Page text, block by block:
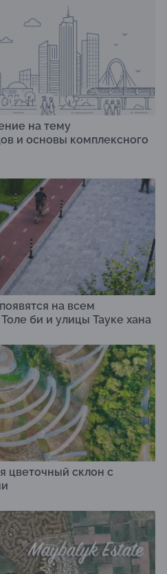
на тему
и основы комплексного
на всем
би и улицы Тауке хана
цветочный склон с